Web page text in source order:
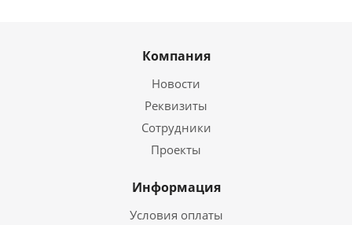
Компания
Новости
Реквизиты
Сотрудники
Проекты
Информация
Условия оплаты